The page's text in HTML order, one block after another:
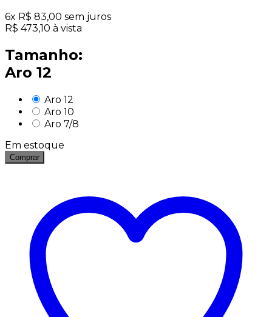
6x R$ 83,00 sem juros
R$ 473,10 à vista
Tamanho:
Aro 12
Aro 12
Aro 10
Aro 7/8
Em estoque
Comprar